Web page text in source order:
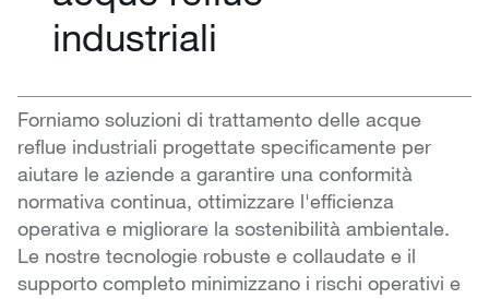
industriali
Forniamo soluzioni di trattamento delle acque
reflue industriali progettate specificamente per
aiutare le aziende a garantire una conformità
normativa continua, ottimizzare l'efficienza
operativa e migliorare la sostenibilità ambientale.
Le nostre tecnologie robuste e collaudate e il
supporto completo minimizzano i rischi operativi e